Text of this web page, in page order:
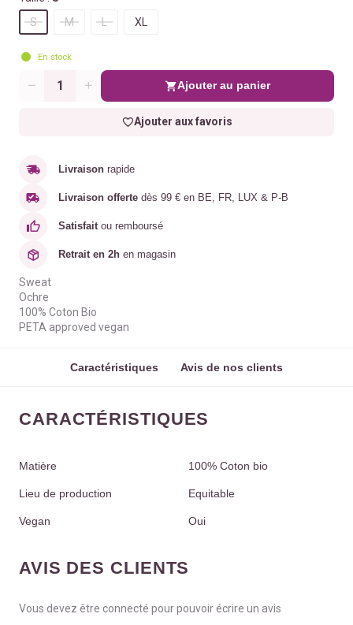
S
M L XL
En stock
Quantité Ajouter au panier
Ajouter aux favoris
Livraison rapide
Livraison offerte dès 99 € en BE, FR, LUX & P-B
Satisfait ou remboursé
Retrait en 2h en magasin
Sweat
Ochre
100% Coton Bio
PETA approved vegan
Caractéristiques Avis de nos clients
CARACTÉRISTIQUES
Matière 100% Coton bio
Lieu de production Equitable
Vegan Oui
AVIS DES CLIENTS
Vous devez être connecté pour pouvoir écrire un avis